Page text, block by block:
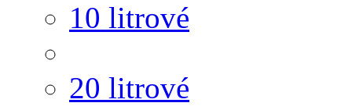
10 litrové
20 litrové